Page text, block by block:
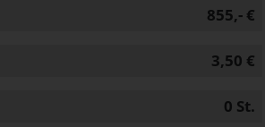
855,- €
3,50 €
0 St.